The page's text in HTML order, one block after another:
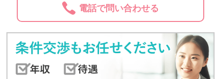
電話で問い合わせる